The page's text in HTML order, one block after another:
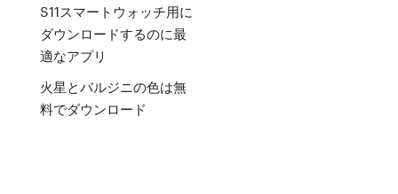
S11スマートウォッチ用に
ダウンロードするのに最
適なアプリ
火星とバルジニの色は無
料でダウンロード